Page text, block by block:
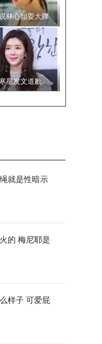
林心如耍大牌
星发文道歉
就是性暗示
的 梅尼耶是
样子 可爱屁